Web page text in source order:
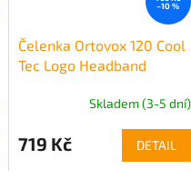
–10 %
Čelenka Ortovox 120 Cool
Tec Logo Headband
Skladem (3-5 dní)
719 Kč DETAIL